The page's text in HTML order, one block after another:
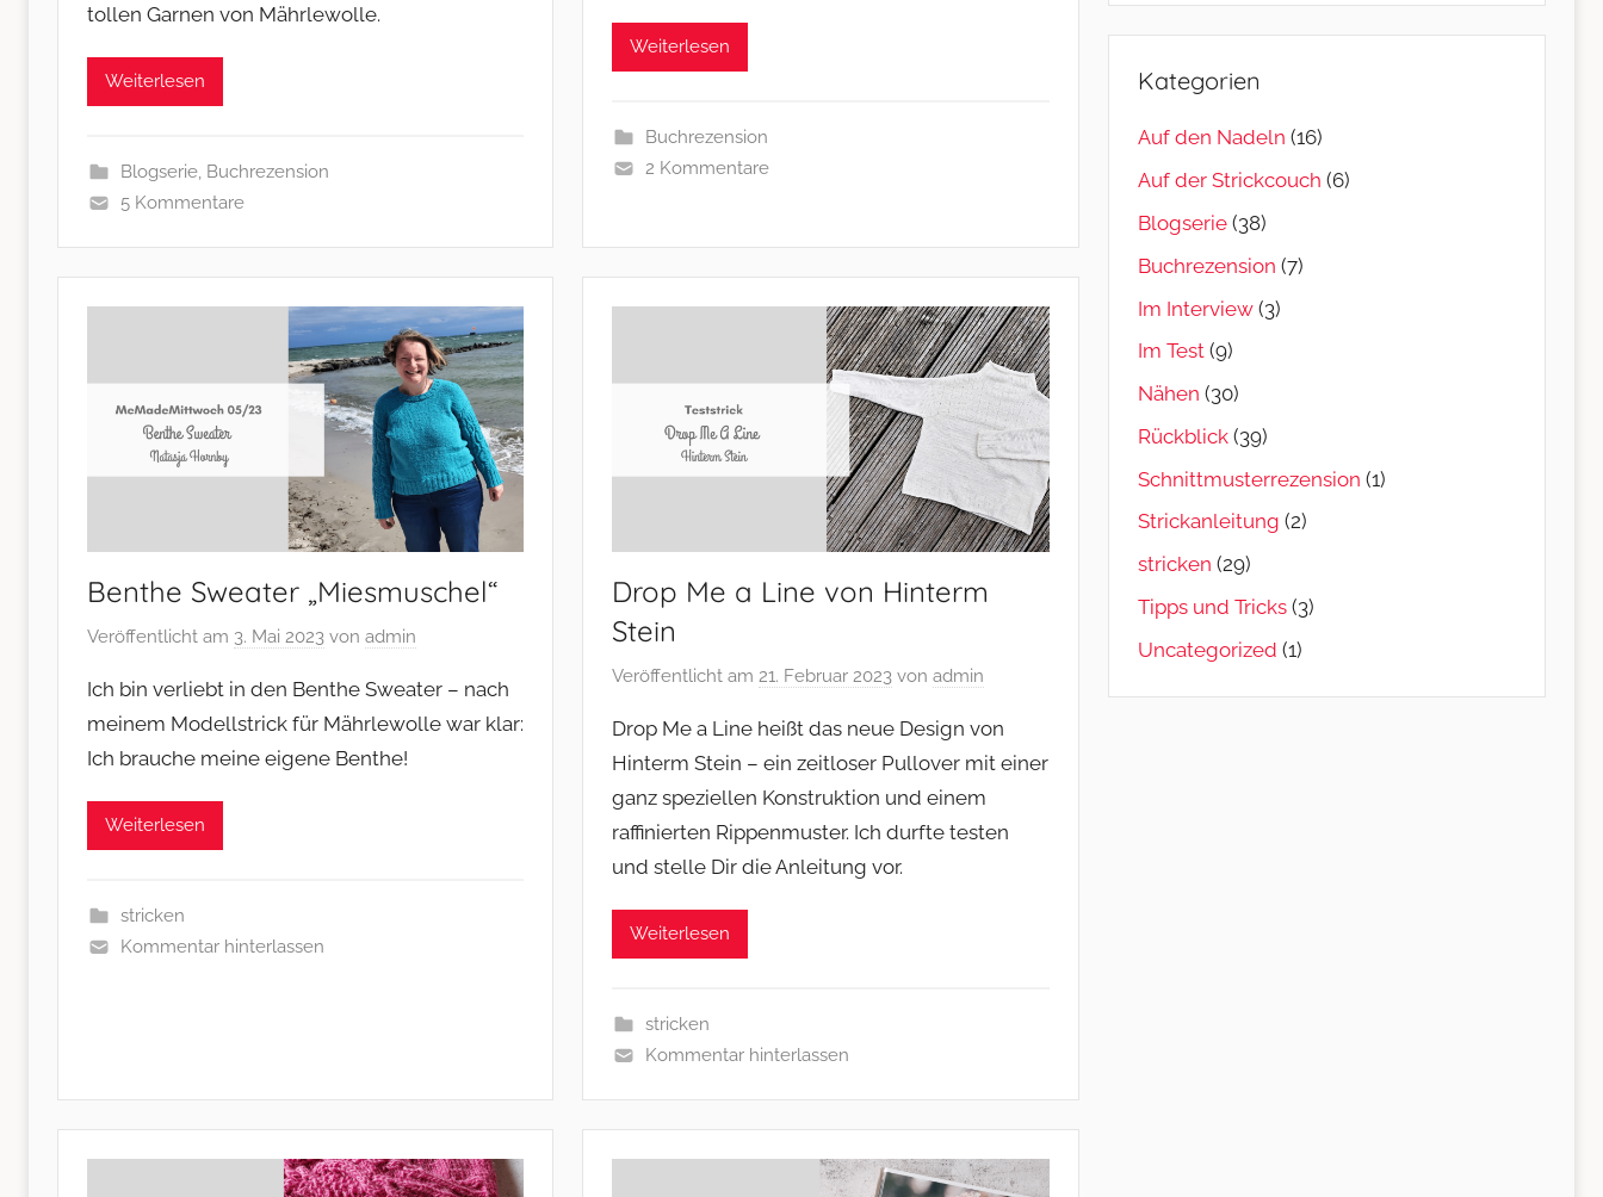
tollen Garnen von Mährlewolle.
Weiterlesen
Blogserie, Buchrezension
5 Kommentare
Weiterlesen
Buchrezension
2 Kommentare
Benthe Sweater „Miesmuschel“
Veröffentlicht am 3. Mai 2023 von admin
Ich bin verliebt in den Benthe Sweater – nach
meinem Modellstrick für Mährlewolle war klar:
Ich brauche meine eigene Benthe!
Weiterlesen
stricken
Kommentar hinterlassen
Drop Me a Line von Hinterm
Stein
Veröffentlicht am 21. Februar 2023 vonadmin
Drop Me a Line heißt das neue Design von
Hinterm Stein – ein zeitloser Pullover mit einer
ganz speziellen Konstruktion und einem
raffinierten Rippenmuster. Ich durfte testen
und stelle Dir die Anleitung vor.
Weiterlesen
stricken
Kommentar hinterlassen
Kategorien
Auf den Nadeln (16)
Auf der Strickcouch (6)
Blogserie(38)
Buchrezension (7)
Im Interview(3)
Im Test(9)
Nähen (30)
Rückblick(39)
Schnittmusterrezension (1)
Strickanleitung (2)
stricken (29)
Tipps und Tricks(3)
Uncategorized (1)